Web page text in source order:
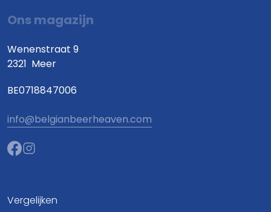
Ons magazijn
Wenenstraat 9
2321 Meer
BE0718847006
info@belgianbeerheaven.com
Vergelijken